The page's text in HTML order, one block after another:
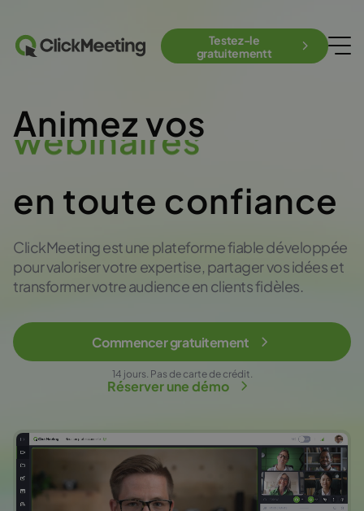
Testez-le
gratuitementt
Animez vos
réunions
en toute confiance
ClickMeeting est une plateforme fiable développée
pour valoriser votre expertise, partager vos idées et
transformer votre audience en clients fidèles.
Commencer gratuitement
14 jours. Pas de carte de crédit.
Réserver une démo